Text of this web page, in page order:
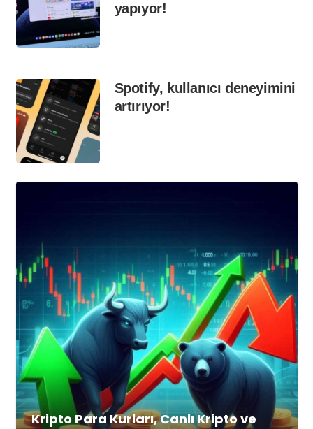
yapıyor!
Spotify, kullanıcı deneyimini
artırıyor!
Kripto Para Kurları, Canlı Kripto ve